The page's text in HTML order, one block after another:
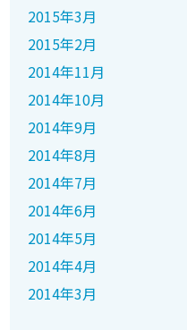
2015年3月
2015年2月
2014年11月
2014年10月
2014年9月
2014年8月
2014年7月
2014年6月
2014年5月
2014年4月
2014年3月